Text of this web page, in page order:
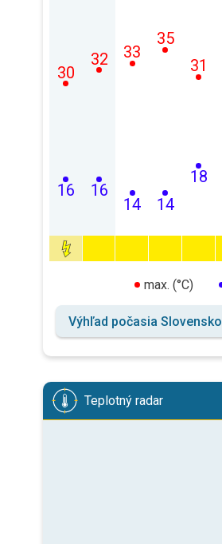
16
30
16
32
14
33
14
35
18
31
max. (°C)
Výhľad počasia Slovensko
Teplotný radar